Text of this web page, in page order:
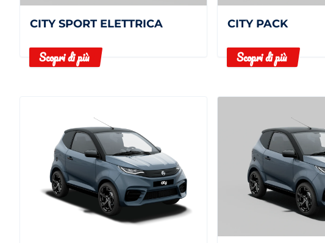
CITY SPORT ELETTRICA
Scopri di più
CITY PACK
Scopri di più